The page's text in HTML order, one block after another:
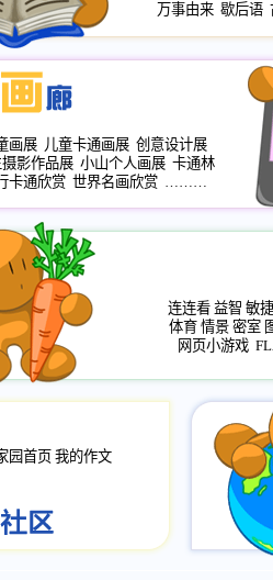
万事由来 歇后语
画展 儿童卡通画展 创意设计展
影作品展 小山个人画展 卡通林
卡通欣赏 世界名画欣赏 ………
连连看 益智 敏捷
体育 情景 密室
网页小游戏
园首页 我的作文